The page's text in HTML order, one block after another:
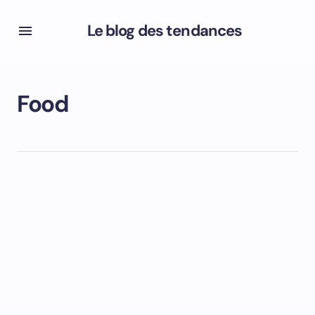
Le blog des tendances
Food